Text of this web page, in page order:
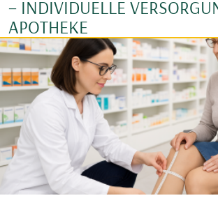
– INDIVIDUELLE
APOTHEKE